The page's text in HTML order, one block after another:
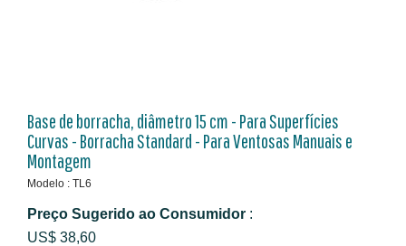
Base de borracha, diâmetro 15 cm - Para Superfícies
Curvas - Borracha Standard - Para Ventosas Manuais e
Montagem
Modelo : TL6
Preço Sugerido ao Consumidor :
US$ 38,60